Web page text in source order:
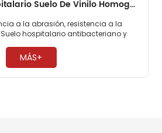
Suelo De Pvc Hospitalario Suelo De Vinilo Homogéneo De 2 Mm
a la abrasión, resistencia a la
hospitalario antibacteriano y
necesario encerar ​
MÁS+